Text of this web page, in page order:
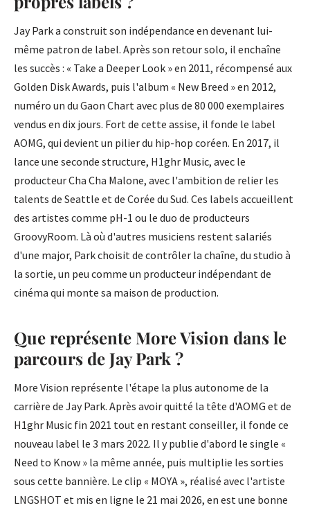
Jay Park a construit son indépendance en devenant lui-
même patron de label. Après son retour solo, il enchaîne
les succès : « Take a Deeper Look » en 2011, récompensé aux
Golden Disk Awards, puis l'album « New Breed » en 2012,
numéro un du Gaon Chart avec plus de 80 000 exemplaires
vendus en dix jours. Fort de cette assise, il fonde le label
AOMG, qui devient un pilier du hip-hop coréen. En 2017, il
lance une seconde structure, H1ghr Music, avec le
producteur Cha Cha Malone, avec l'ambition de relier les
talents de Seattle et de Corée du Sud. Ces labels accueillent
des artistes comme pH-1 ou le duo de producteurs
GroovyRoom. Là où d'autres musiciens restent salariés
d'une major, Park choisit de contrôler la chaîne, du studio à
la sortie, un peu comme un producteur indépendant de
cinéma qui monte sa maison de production.
Que représente More Vision dans le
parcours de Jay Park ?
More Vision représente l'étape la plus autonome de la
carrière de Jay Park. Après avoir quitté la tête d'AOMG et de
H1ghr Music fin 2021 tout en restant conseiller, il fonde ce
nouveau label le 3 mars 2022. Il y publie d'abord le single «
Need to Know » la même année, puis multiplie les sorties
sous cette bannière. Le clip « MOYA », réalisé avec l'artiste
LNGSHOT et mis en ligne le 21 mai 2026, en est une bonne